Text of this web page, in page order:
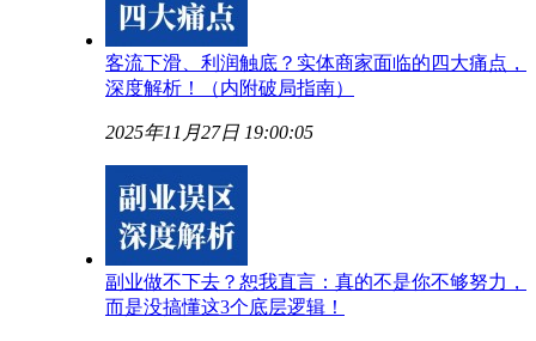
客流下滑、利润触底？实体商家面临的四大痛点，
深度解析！（内附破局指南）
2025年11月27日 19:00:05
副业做不下去？恕我直言：真的不是你不够努力，
而是没搞懂这3个底层逻辑！